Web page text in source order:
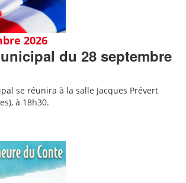
2026
du 28 septembre
se réunira à la salle Jacques Prévert
à 18h30.